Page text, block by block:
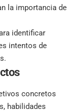
la importancia de
identificar
intentos de
concretos
habilidades